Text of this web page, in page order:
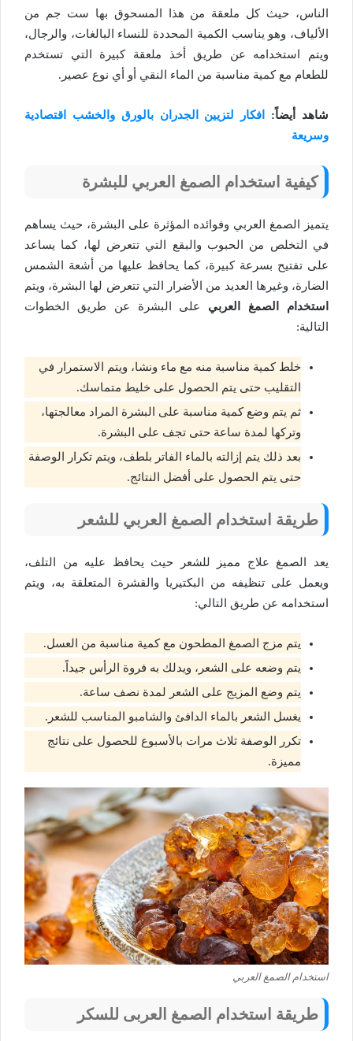
الناس، حيث كل ملعقة من هذا المسحوق بها ست جم من
الألياف، وهو يناسب الكمية المحددة للنساء البالغات، والرجال،
ويتم استخدامه عن طريق أخذ ملعقة كبيرة التي تستخدم
للطعام مع كمية مناسبة من الماء النقي أو أي نوع عصير.
شاهد أيضاً:
افكار لتزيين الجدران بالورق والخشب اقتصادية
وسريعة
كيفية استخدام الصمغ العربي للبشرة
يتميز الصمغ العربي وفوائده المؤثرة على البشرة، حيث يساهم
في التخلص من الحبوب والبقع التي تتعرض لها، كما يساعد
على تفتيح بسرعة كبيرة، كما يحافظ عليها من أشعة الشمس
الضارة، وغيرها العديد من الأضرار التي تتعرض لها البشرة، ويتم
استخدام الصمغ العربي على البشرة عن طريق الخطوات
التالية:
خلط كمية مناسبة منه مع ماء ونشا، ويتم الاستمرار في
التقليب حتى يتم الحصول على خليط متماسك.
ثم يتم وضع كمية مناسبة على البشرة المراد معالجتها،
وتركها لمدة ساعة حتى تجف على البشرة.
بعد ذلك يتم إزالته بالماء الفاتر بلطف، ويتم تكرار الوصفة
حتى يتم الحصول على أفضل النتائج.
طريقة استخدام الصمغ العربي للشعر
يعد الصمغ علاج مميز للشعر حيث يحافظ عليه من التلف،
ويعمل على تنظيفه من البكتيريا والقشرة المتعلقة به، ويتم
استخدامه عن طريق التالي:
يتم مزج الصمغ المطحون مع كمية مناسبة من العسل.
يتم وضعه على الشعر، ويدلك به فروة الرأس جيداً.
يتم وضع المزيج على الشعر لمدة نصف ساعة.
يغسل الشعر بالماء الدافئ والشامبو المناسب للشعر.
تكرر الوصفة ثلاث مرات بالأسبوع للحصول على نتائج
مميزة.
استخدام الصمغ العربي
طريقة استخدام الصمغ العربى للسكر